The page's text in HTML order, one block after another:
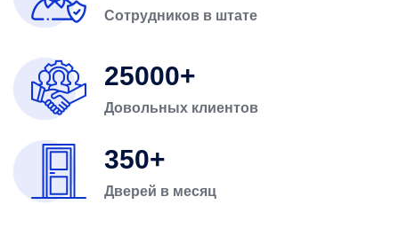
Сотрудников в штате
25000
Довольных клиентов
350
Дверей в месяц